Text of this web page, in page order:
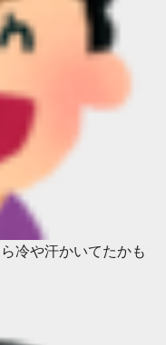
冷や汗かいてたかも